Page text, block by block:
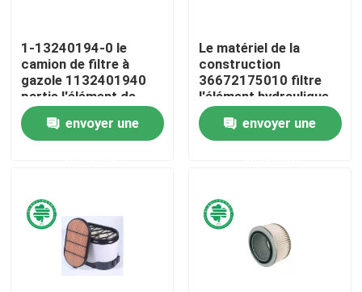
Maison
Produits
Au sujet de nous
1-13240194-0 le
camion de filtre à
gazole 1132401940
partie l'élément de
moteur pour Isuzu
envoyer une
Le matériel de la
construction
36672175010 filtre
l'élément hydraulique
de filtre à huile pour la
grue
envoyer une